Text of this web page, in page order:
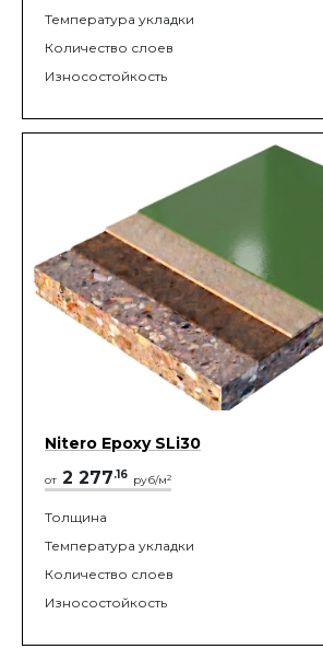
Температура укладки
Количество слоев
Износостойкость
Nitero Epoxy SLi30
от 2 277.16 руб/м2
Толщина
Температура укладки
Количество слоев
Износостойкость